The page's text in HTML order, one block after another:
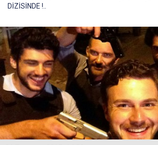
DİZİSİNDE !..